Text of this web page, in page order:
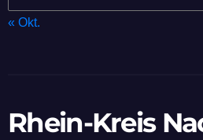
« Okt.
Rhein-Kreis